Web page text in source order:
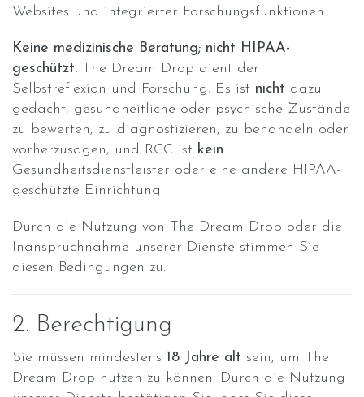
Websites und integrierter Forschungsfunktionen.
Keine medizinische Beratung; nicht HIPAA-
geschützt. The Dream Drop dient der
Selbstreflexion und Forschung. Es ist nicht dazu
gedacht, gesundheitliche oder psychische Zustände
zu bewerten, zu diagnostizieren, zu behandeln oder
vorherzusagen, und RCC ist kein
Gesundheitsdienstleister oder eine andere HIPAA-
geschützte Einrichtung.
Durch die Nutzung von The Dream Drop oder die
Inanspruchnahme unserer Dienste stimmen Sie
diesen Bedingungen zu.
2. Berechtigung
Sie müssen mindestens 18 Jahre alt sein, um The
Dream Drop nutzen zu können. Durch die Nutzung